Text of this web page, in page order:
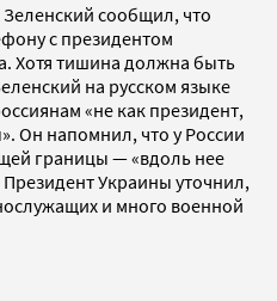
сообщил, что
с президентом
Хотя тишина должна быть
на русском языке
«не как президент,
Он напомнил, что у России
границы — «вдоль нее
Президент Украины уточнил,
и много военной